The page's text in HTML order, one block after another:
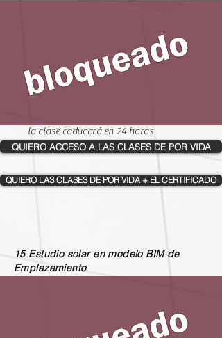
la clase caducará en 24 horas
QUIERO ACCESO A LAS CLASES DE POR VIDA
QUIERO LAS CLASES DE POR VIDA + EL CERTIFICADO
15 Estudio solar en modelo BIM de
Emplazamiento